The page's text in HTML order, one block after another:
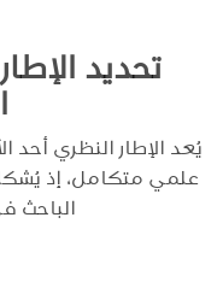
تحديد
يُعد الإطار النظري
علمي متكامل، إذ يُشكل